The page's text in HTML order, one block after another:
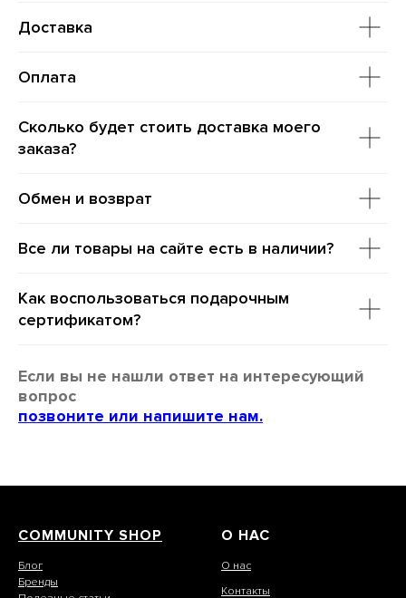
Доставка
Оплата
Сколько будет стоить доставка моего
заказа?
Обмен и возврат
Все ли товары на сайте есть в наличии?
Как воспользоваться подарочным
сертификатом?
Если вы не нашли ответ на интересующий
вопрос
позвоните или напишите нам.
COMMUNITY SHOP
Блог
Бренды
О НАС
О нас
Контакты